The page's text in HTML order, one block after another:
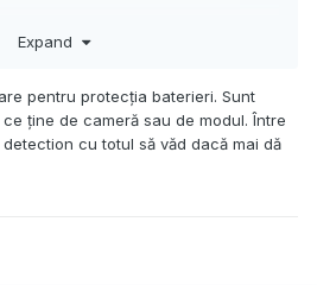
Expand
pentru protecția baterieri. Sunt
ține de cameră sau de modul. Între
cu totul să văd dacă mai dă